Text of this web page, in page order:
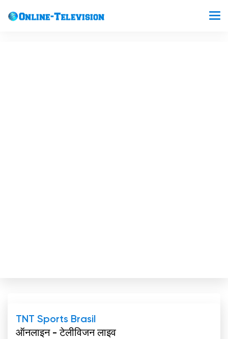
TNT Sports Brasil
ऑनलाइन - टेलीविजन लाइव